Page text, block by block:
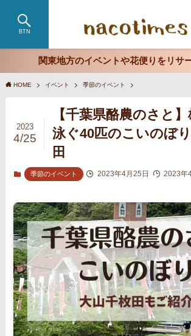
BTN
関東地方のイベントや花便りをリサ
HOME イベント 季節のイベント
【千葉県酪農のさと
泳ぐ40匹のこいのぼ
田
2023
4/25
季節のイベント 2023年4月25日 2023年